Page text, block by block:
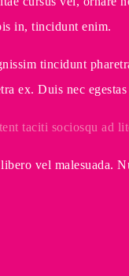
in, tincidunt enim.
tincidunt
ex. Duis nec
taciti sociosqu ad
vel malesuada.